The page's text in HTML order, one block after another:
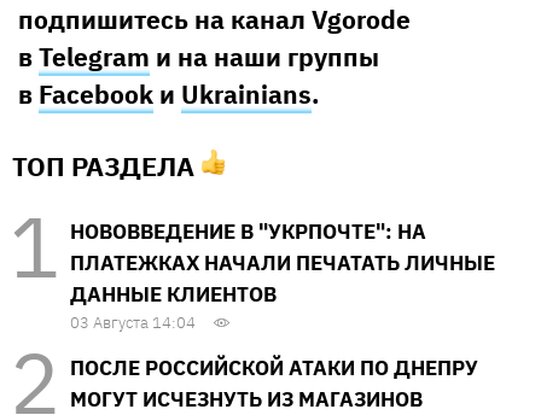
подпишитесь на канал Vgorode
вTelegram и на наши группы
в Facebook и Ukrainians.
ТОП РАЗДЕЛА
НОВОВВЕДЕНИЕ В "УКРПОЧТЕ": НА
ПЛАТЕЖКАХ НАЧАЛИ ПЕЧАТАТЬ ЛИЧНЫЕ
ДАННЫЕ КЛИЕНТОВ
03 Августа 14:04
ПОСЛЕ РОССИЙСКОЙ АТАКИ ПО ДНЕПРУ
МОГУТ ИСЧЕЗНУТЬ ИЗ МАГАЗИНОВ